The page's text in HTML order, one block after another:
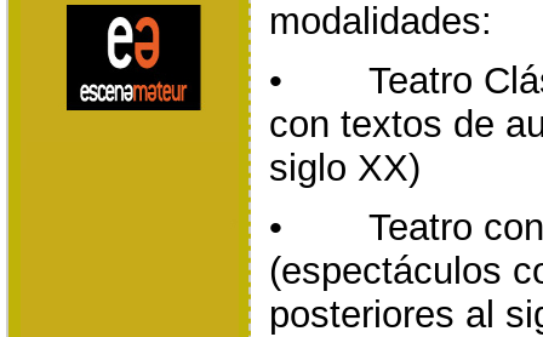
modalidades:
• Teatro
con textos de
siglo XX)
• Teatro
(espectáculos
posteriores al